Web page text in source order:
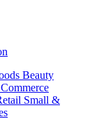
Beauty
Small &